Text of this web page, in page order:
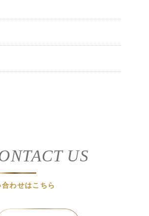
合わせはこちら
US